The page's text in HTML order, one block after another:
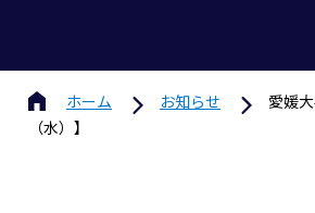
ホーム お知らせ
愛媛
（水）】